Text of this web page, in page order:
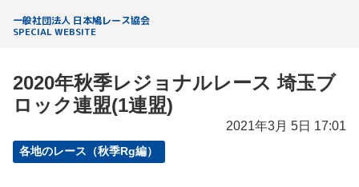
一般社団法人 日本鳩レース協会
SPECIAL WEBSITE
2020年秋季レジョナルレース 埼玉ブ
ロック連盟(1連盟)
2021年3月 5日 17:01
各地のレース（秋季Rg編）